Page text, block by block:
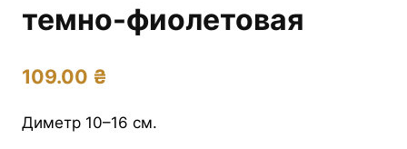
темно-фиолетовая
109.00 ₴
Диметр 10–16 см.